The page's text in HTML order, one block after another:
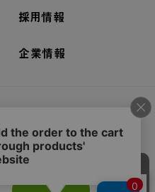
採用情報
企業情報
ご利用規約
ュリティーについて
古物営業法に基づく表示